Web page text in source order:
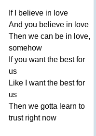
If believe in love
And you believe in love
Then we can be in love,
somehow
If you want the best for
us
Like
want the best for
us
Then we gotta learn to
trust right now